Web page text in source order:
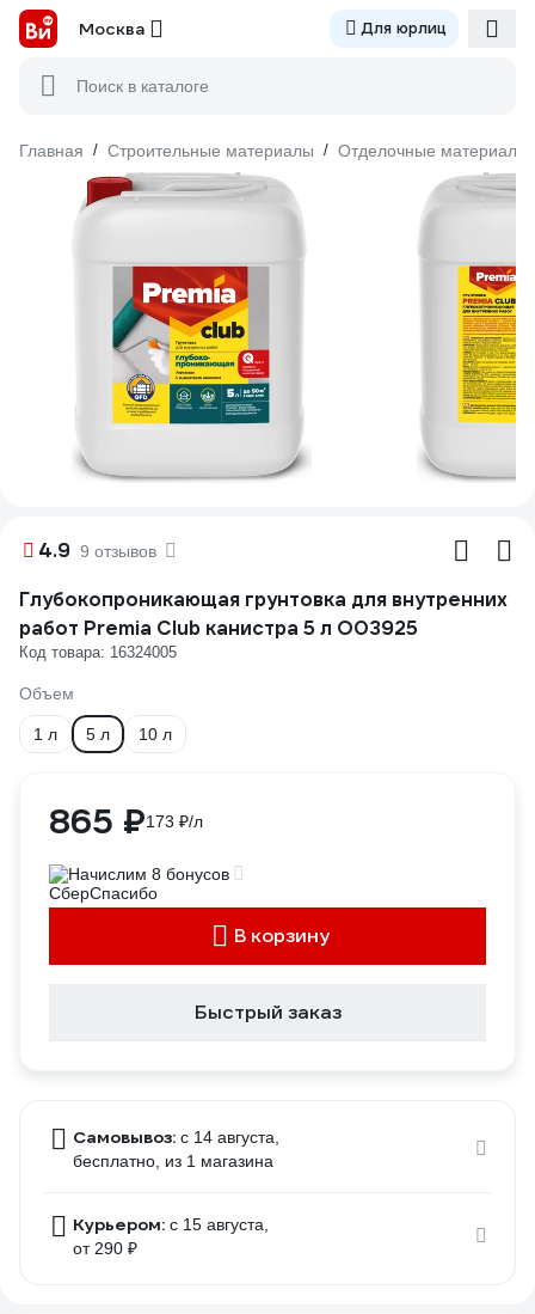
Москва Для юрлиц
Поиск в каталоге
Главная / Строительные материалы / Отделочные материалы
4.9 9 отзывов
Глубокопроникающая грунтовка для внутренних
работ Premia Club канистра 5 л О03925
Код товара: 16324005
Объем
1 л 5 л 10 л
865 ₽173 ₽/л
Начислим 8 бонусов
В корзину
Быстрый заказ
Самовывоз: c 14 августа,
бесплатно , из 1 магазина
Курьером: c 15 августа,
от 290 ₽